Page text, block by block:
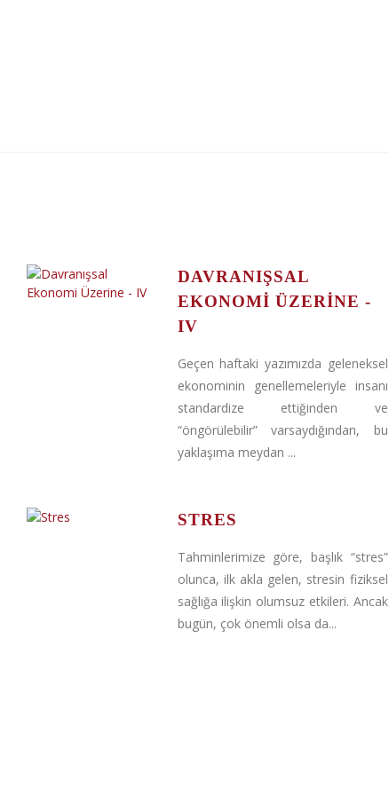
DAVRANIŞSAL
EKONOMI ÜZERINE -
IV
Geçen haftaki yazımızda geleneksel
ekonominin genellemeleriyle insanı
standardize ettiğinden ve
“öngörülebilir” varsaydığından, bu
yaklaşıma meydan ...
STRES
Tahminlerimize göre, başlık “stres”
olunca, ilk akla gelen, stresin fiziksel
sağlığa ilişkin olumsuz etkileri. Ancak
bugün, çok önemli olsa da...